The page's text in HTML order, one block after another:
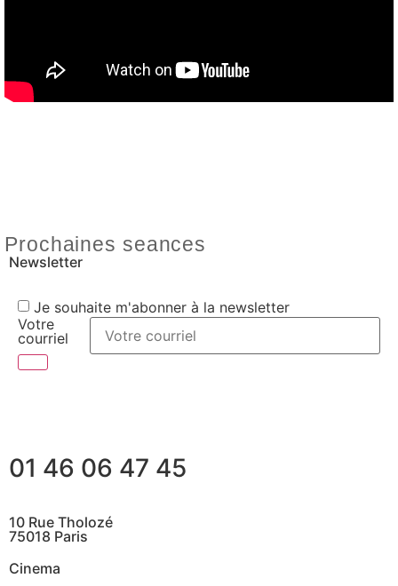
Prochaines seances
Newsletter
Je souhaite m'abonner à la newsletter
Votre
courriel
01 46 06 47 45
10 Rue Tholozé
75018 Paris
Cinema